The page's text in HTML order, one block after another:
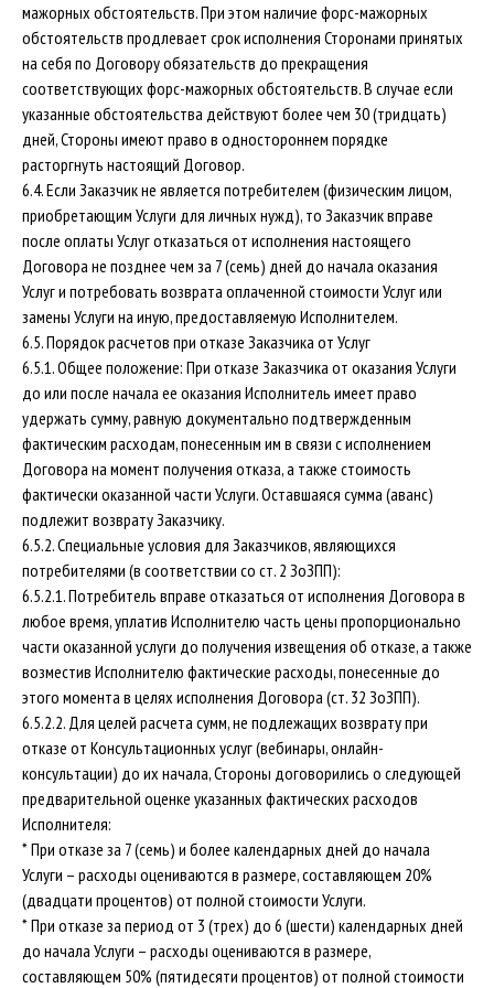
мажорных обстоятельств. При этом наличие форс-мажорных
обстоятельств продлевает срок исполнения Сторонами принятых
на себя по Договору обязательств до прекращения
соответствующих форс-мажорных обстоятельств. В случае если
указанные обстоятельства действуют более чем 30 (тридцать)
дней, Стороны имеют право в одностороннем порядке
расторгнуть настоящий Договор.
6.4. Если Заказчик не является потребителем (физическим лицом,
приобретающим Услуги для личных нужд), то Заказчик вправе
после оплаты Услуг отказаться от исполнения настоящего
Договора не позднее чем за 7 (семь) дней до начала оказания
Услуг и потребовать возврата оплаченной стоимости Услуг или
замены Услуги на иную, предоставляемую Исполнителем.
6.5. Порядок расчетов при отказе Заказчика от Услуг
6.5.1. Общее положение: При отказе Заказчика от оказания Услуги
до или после начала ее оказания Исполнитель имеет право
удержать сумму, равную документально подтвержденным
фактическим расходам, понесенным им в связи с исполнением
Договора на момент получения отказа, а также стоимость
фактически оказанной части Услуги. Оставшаяся сумма (аванс)
подлежит возврату Заказчику.
6.5.2. Специальные условия для Заказчиков, являющихся
потребителями (в соответствии со ст. 2 ЗоЗПП):
6.5.2.1. Потребитель вправе отказаться от исполнения Договора в
любое время, уплатив Исполнителю часть цены пропорционально
части оказанной услуги до получения извещения об отказе, а также
возместив Исполнителю фактические расходы, понесенные до
этого момента в целях исполнения Договора (ст. 32 ЗоЗПП).
6.5.2.2. Для целей расчета сумм, не подлежащих возврату при
отказе от Консультационных услуг (вебинары, онлайн-
консультации) до их начала, Стороны договорились о следующей
предварительной оценке указанных фактических расходов
Исполнителя:
* При отказе за 7 (семь) и более календарных дней до начала
Услуги – расходы оцениваются в размере, составляющем 20%
(двадцати процентов) от полной стоимости Услуги.
* При отказе за период от 3 (трех) до 6 (шести) календарных дней
до начала Услуги – расходы оцениваются в размере,
составляющем 50% (пятидесяти процентов) от полной стоимости